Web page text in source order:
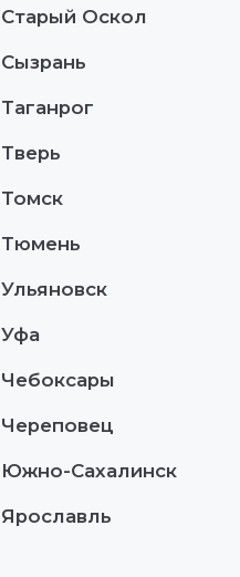
Старый Оскол
Сызрань
Таганрог
Тверь
Томск
Тюмень
Ульяновск
Уфа
Чебоксары
Череповец
Южно-Сахалинск
Ярославль